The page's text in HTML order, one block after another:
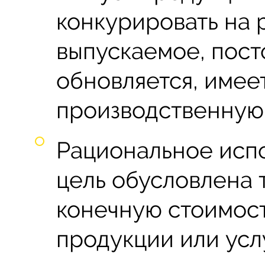
конкурировать
выпускаемое,
обновляется,
Рациональное
цель обусловлена
конечную
продукции или